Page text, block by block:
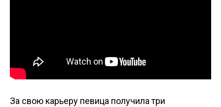
За свою карьеру певица получила три